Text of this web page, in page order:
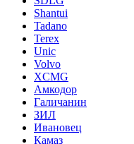
Shantui
Tadano
Terex
Unic
Volvo
XCMG
Амкодор
Галичанин
ЗИЛ
Ивановец
Камаз